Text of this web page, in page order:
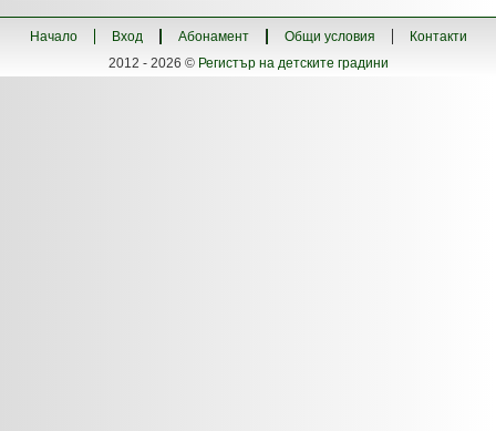
Начало Вход Абонамент Общи условия
Контакти
2012 - 2026 © Регистър на детските градини